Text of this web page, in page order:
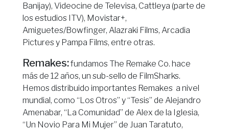
Banijay), Videocine de Televisa, Cattleya (parte de
los estudios ITV), Movistar+,
Amiguetes/Bowfinger, Alazraki Films, Arcadia
Pictures y Pampa Films, entre otras.
Remakes:fundamos The Remake Co. hace
más de 12 años, un sub-sello de FilmSharks.
Hemos distribuido importantes Remakes a nivel
mundial, como “Los Otros” y “Tesis” de Alejandro
Amenabar, “La Comunidad” de Alex de la Iglesia,
“Un Novio Para Mi Mujer” de Juan Taratuto,